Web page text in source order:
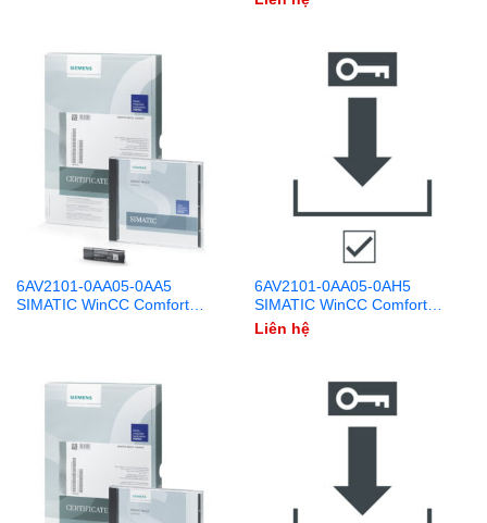
6AV2101-0AA05-0AA5
SIMATIC WinCC Comfort
6AV2101-0AA05-0AH5
SIMATIC WinCC Comfort
V15.1 Download
Liên hệ